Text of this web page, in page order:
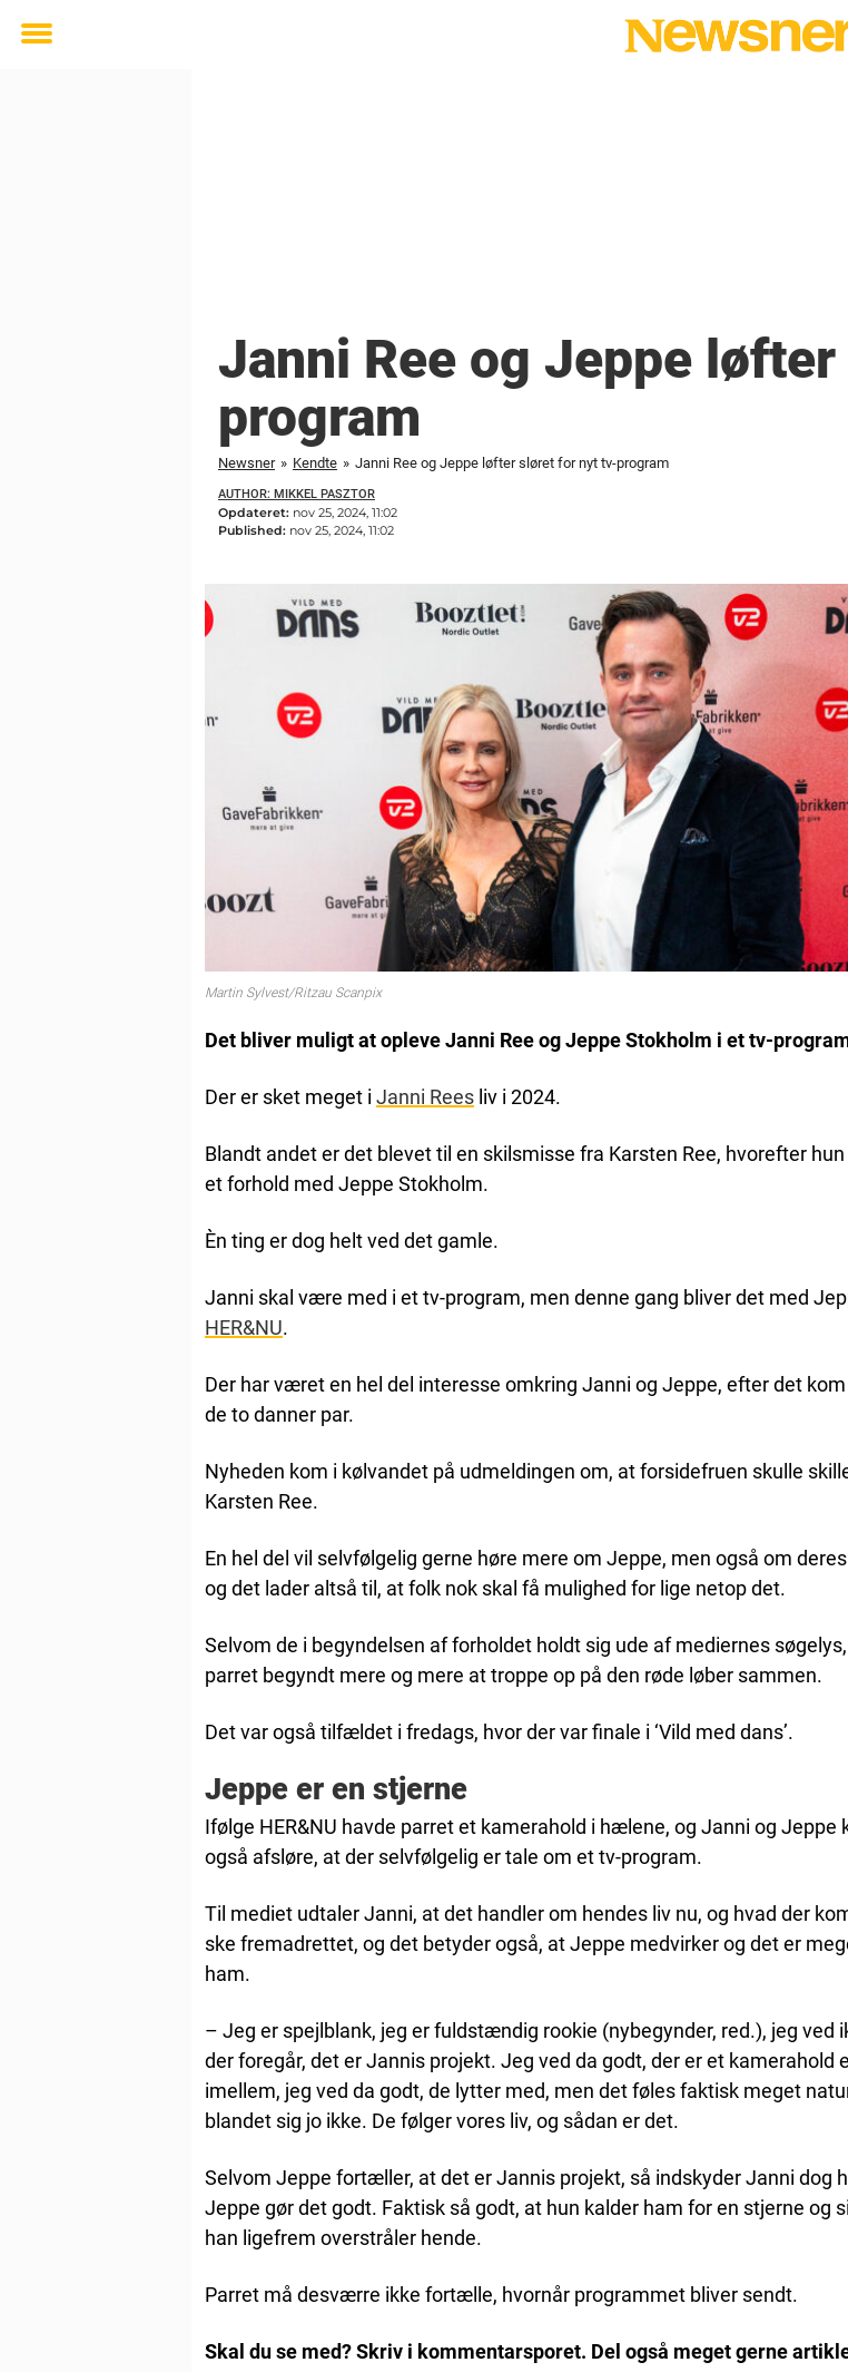
Toggle
Janni Ree og Jeppe
program
Newsner » Kendte » Janni Ree og Jeppe løfter sløret for nyt tv-program
AUTHOR: MIKKEL PASZTOR
Opdateret: nov 25, 2024, 11:02
Published: nov 25, 2024, 11:02
Martin Sylvest/Ritzau Scanpix
Det bliver muligt at opleve Janni Ree og Jeppe Stokholm i et tv-
Der er sket meget i Janni Rees liv i 2024.
Blandt andet er det blevet til en skilsmisse fra Karsten Ree, hvorefter
et forhold med Jeppe Stokholm.
Èn ting er dog helt ved det gamle.
Janni skal være med i et tv-program, men denne gang bliver det med
HER&NU.
Der har været en hel del interesse omkring Janni og Jeppe, efter det
de to danner par.
Nyheden kom i kølvandet på udmeldingen om, at forsidefruen skulle
Karsten Ree.
En hel del vil selvfølgelig gerne høre mere om Jeppe, men også om
og det lader altså til, at folk nok skal få mulighed for lige netop det.
Selvom de i begyndelsen af forholdet holdt sig ude af mediernes
parret begyndt mere og mere at troppe op på den røde løber sammen.
Det var også tilfældet i fredags, hvor der var finale i ‘Vild med dans’.
Jeppe er en stjerne
Ifølge HER&NU havde parret et kamerahold i hælene, og Janni og Jeppe
også afsløre, at der selvfølgelig er tale om et tv-program.
Til mediet udtaler Janni, at det handler om hendes liv nu, og hvad der
ske fremadrettet, og det betyder også, at Jeppe medvirker og det er
ham.
– Jeg er spejlblank, jeg er fuldstændig rookie (nybegynder, red.), jeg ved
der foregår, det er Jannis projekt. Jeg ved da godt, der er et kamerahold
imellem, jeg ved da godt, de lytter med, men det føles faktisk meget
blandet sig jo ikke. De følger vores liv, og sådan er det.
Selvom Jeppe fortæller, at det er Jannis projekt, så indskyder Janni dog
Jeppe gør det godt. Faktisk så godt, at hun kalder ham for en stjerne og
han ligefrem overstråler hende.
Parret må desværre ikke fortælle, hvornår programmet bliver sendt.
Skal du se med? Skriv i kommentarsporet. Del også meget gerne